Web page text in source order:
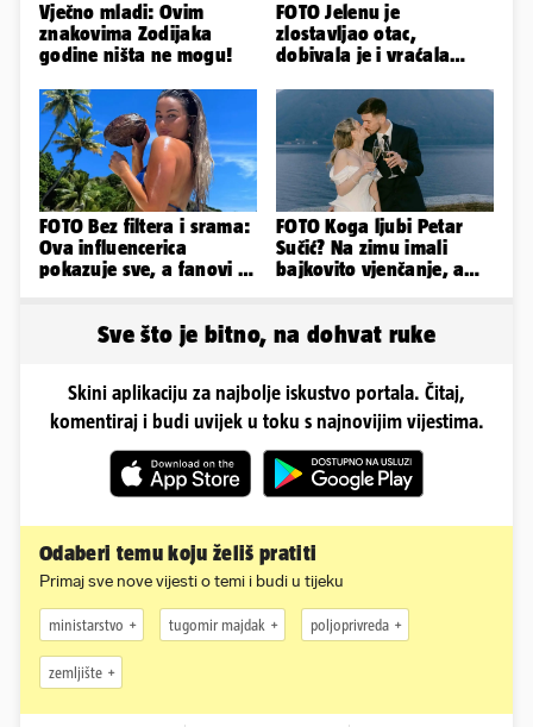
Vječno mladi: Ovim
znakovima Zodijaka
godine ništa ne mogu!
FOTO Jelenu je
zlostavljao otac,
dobivala je i vraćala
tukao šakama'
FOTO Bez filtera i srama:
Ova influencerica
pokazuje sve, a fanovi je
FOTO Koga ljubi Petar
Sučić? Na zimu imali
bajkovito vjenčanje, a
Sve što je bitno, na dohvat ruke
Skini aplikaciju za najbolje iskustvo portala. Čitaj,
komentiraj i budi uvijek u toku s najnovijim vijestima.
Odaberi temu koju želiš pratiti
Primaj sve nove vijesti o temi i budi u tijeku
ministarstvo tugomir majdak poljoprivreda
zemljište